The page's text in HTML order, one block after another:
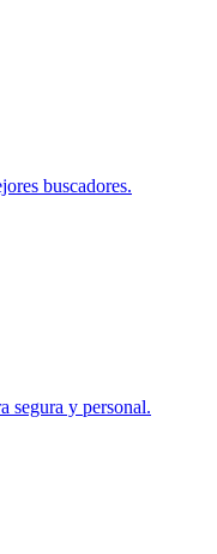
buscadores.
segura y personal.